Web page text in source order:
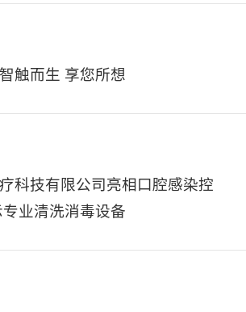
触而生 享您所想
科技有限公司亮相口腔感染控
业清洗消毒设备